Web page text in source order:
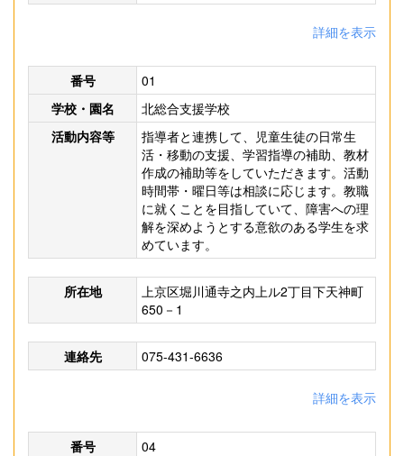
詳細を表示
番号
01
学校・園名
北総合支援学校
活動内容等
指導者と連携して、児童生徒の日常生
活・移動の支援、学習指導の補助、教材
作成の補助等をしていただきます。活動
時間帯・曜日等は相談に応じます。教職
に就くことを目指していて、障害への理
解を深めようとする意欲のある学生を求
めています。
所在地
上京区堀川通寺之内上ル2丁目下天神町
650－1
連絡先 075-431-6636
詳細を表示
番号
04